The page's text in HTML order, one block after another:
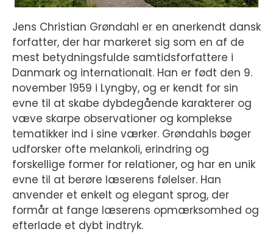
Jens Christian Grøndahl er en anerkendt dansk
forfatter, der har markeret sig som en af de
mest betydningsfulde samtidsforfattere i
Danmark og internationalt. Han er født den 9.
november 1959 i Lyngby, og er kendt for sin
evne til at skabe dybdegående karakterer og
væve skarpe observationer og komplekse
tematikker ind i sine værker. Grøndahls bøger
udforsker ofte melankoli, erindring og
forskellige former for relationer, og har en unik
evne til at berøre læserens følelser. Han
anvender et enkelt og elegant sprog, der
formår at fange læserens opmærksomhed og
efterlade et dybt indtryk.